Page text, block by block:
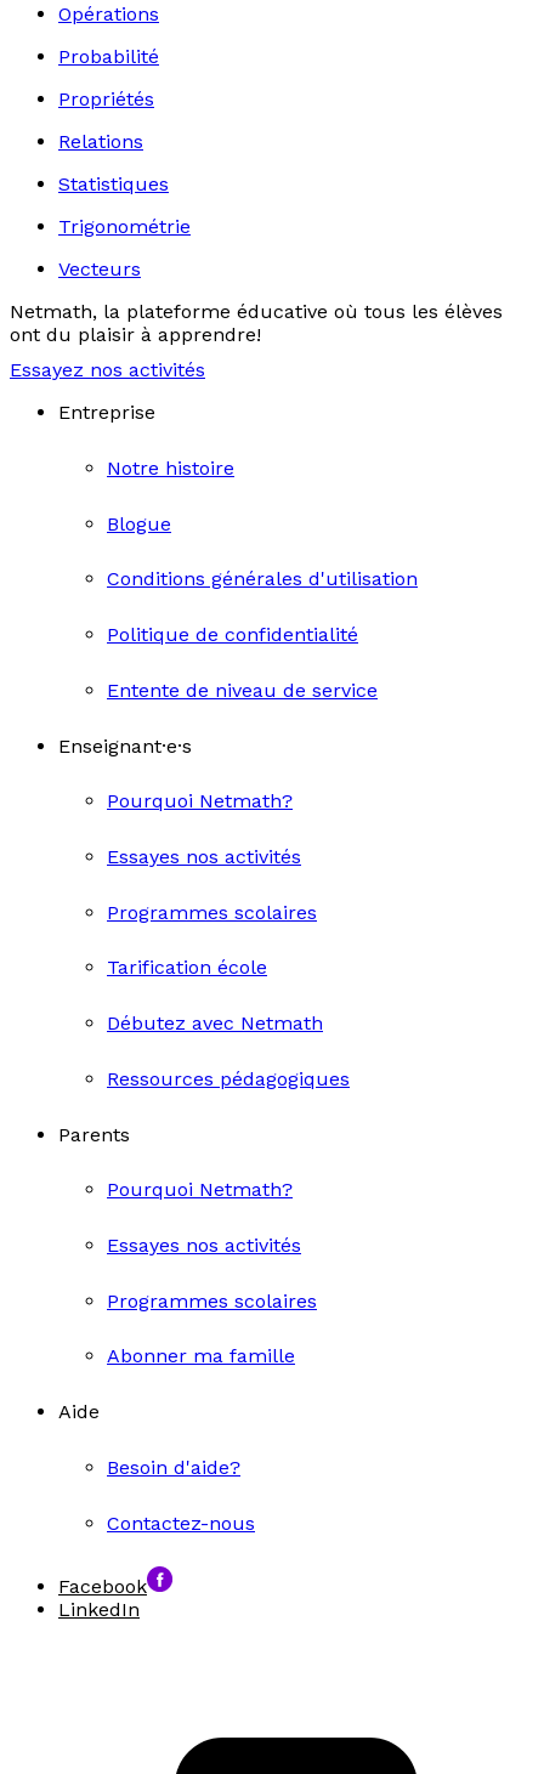
Opérations
Probabilité
Propriétés
Relations
Statistiques
Trigonométrie
Vecteurs
Netmath, la plateforme éducative où tous les élèves
ont du plaisir à apprendre!
Essayez nos activités
Entreprise
Notre histoire
Blogue
Conditions générales d'utilisation
Politique de confidentialité
Entente de niveau de service
Enseignant·e·s
Pourquoi Netmath?
Essayes nos activités
Programmes scolaires
Tarification école
Débutez avec Netmath
Ressources pédagogiques
Parents
Pourquoi Netmath?
Essayes nos activités
Programmes scolaires
Abonner ma famille
Aide
Besoin d'aide?
Contactez-nous
Facebook
LinkedIn